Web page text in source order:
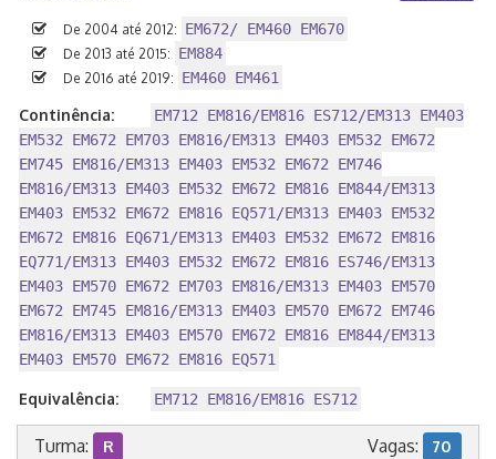
De 2004 até 2012: EM672/ EM460 EM670
De 2013 até 2015: EM884
De 2016 até 2019: EM460 EM461
Continência:
EM712 EM816/EM816 ES712/EM313 EM403
EM532 EM672 EM703 EM816/EM313 EM403 EM532 EM672
EM745 EM816/EM313 EM403 EM532 EM672 EM746
EM816/EM313 EM403 EM532 EM672 EM816 EM844/EM313
EM403 EM532 EM672 EM816 EQ571/EM313 EM403 EM532
EM672 EM816 EQ671/EM313 EM403 EM532 EM672 EM816
EQ771/EM313 EM403 EM532 EM672 EM816 ES746/EM313
EM403 EM570 EM672 EM703 EM816/EM313 EM403 EM570
EM672 EM745 EM816/EM313 EM403 EM570 EM672 EM746
EM816/EM313 EM403 EM570 EM672 EM816 EM844/EM313
EM403 EM570 EM672 EM816 EQ571
Equivalência: EM712 EM816/EM816 ES712
Turma: R Vagas: 70